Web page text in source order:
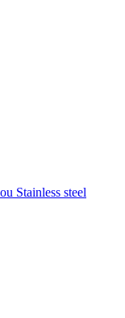
Stainless steel